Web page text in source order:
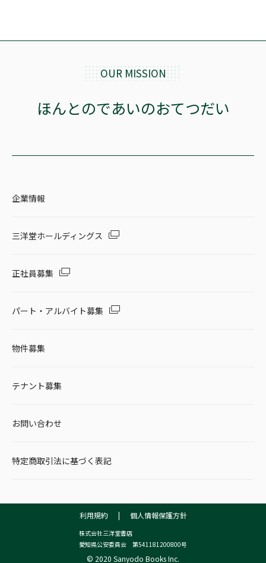
OUR MISSION
ほんとのであいのおてつだい
企業情報
三洋堂ホールディングス
正社員募集
パート・アルバイト募集
物件募集
テナント募集
お問い合わせ
特定商取引法に基づく表記
利用規約 | 個人情報保護方針
株式会社三洋堂書店
愛知県公安委員会 第541181200800号
© 2020 Sanyodo Books Inc.